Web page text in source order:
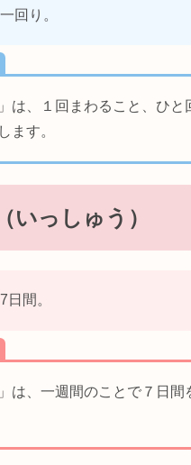
回り。
」は、１回まわること、ひと
ます。
いっしゅう）
日間。
」は、一週間のことで７日間